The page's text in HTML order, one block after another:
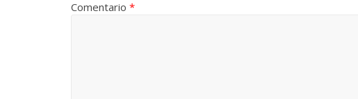
Comentario *